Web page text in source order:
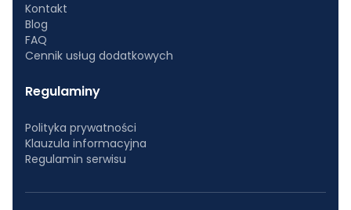
Kontakt
Blog
FAQ
Cennik usług dodatkowych
Regulaminy
Polityka prywatności
Klauzula informacyjna
Regulamin serwisu